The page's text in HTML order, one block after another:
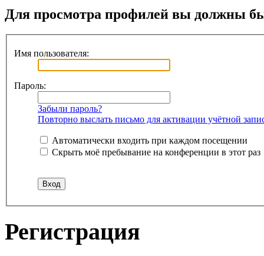
Для просмотра профилей вы должны
Имя пользователя:
Пароль:
Забыли пароль?
Повторно выслать письмо для активации учётной
Автоматически входить при каждом посещении
Скрыть моё пребывание на конференции в этот раз
Регистрация